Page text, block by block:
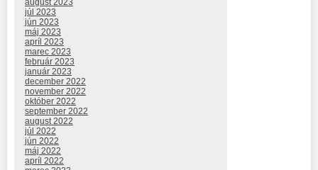
august 2023
júl 2023
jún 2023
máj 2023
apríl 2023
marec 2023
február 2023
január 2023
december 2022
november 2022
október 2022
september 2022
august 2022
júl 2022
jún 2022
máj 2022
apríl 2022